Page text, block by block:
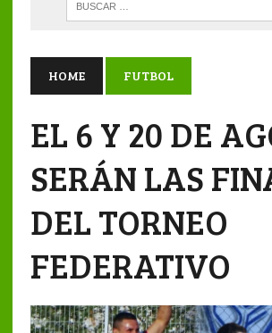
HOME FUTBOL
EL 6 Y 20 DE
SERÁN LAS
DEL TORNEO
FEDERATIVO